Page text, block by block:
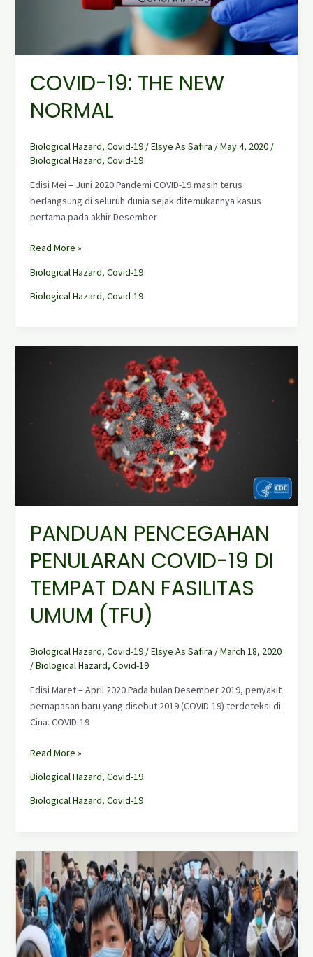
COVID-19: THE NEW
NORMAL
Biological Hazard, Covid-19/Elsye As Safira /May 4, 2020 /
Biological Hazard, Covid-19
Edisi Mei – Juni 2020 Pandemi COVID-19 masih terus
berlangsung di seluruh dunia sejak ditemukannya kasus
pertama pada akhir Desember
Read More »
Biological Hazard, Covid-19
Biological Hazard, Covid-19
PANDUAN PENCEGAHAN
PENULARAN COVID-19 DI
TEMPAT DAN FASILITAS
UMUM (TFU)
Biological Hazard, Covid-19/Elsye As Safira /March 18, 2020
/Biological Hazard, Covid-19
Edisi Maret – April 2020 Pada bulan Desember 2019, penyakit
pernapasan baru yang disebut 2019 (COVID-19) terdeteksi di
Cina. COVID-19
Read More »
Biological Hazard, Covid-19
Biological Hazard, Covid-19
Novel
Coronavirus
(2019-
nCoV)